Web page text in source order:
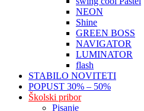
NEON
Shine
GREEN BOSS
NAVIGATOR
LUMINATOR
flash
STABILO NOVITETI
POPUST 30% – 50%
Školski pribor
Pisanje